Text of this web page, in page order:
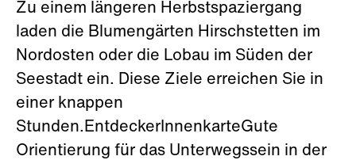
Zu einem längeren Herbstspaziergang
laden die Blumengärten Hirschstetten im
Nordosten oder die Lobau im Süden der
Seestadt ein. Diese Ziele erreichen Sie in
einer knappen
Stunden.EntdeckerInnenkarteGute
Orientierung für das Unterwegssein in der